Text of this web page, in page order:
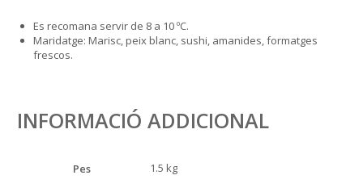
Es recomana servir de 8 a 10 ºC.
Maridatge: Marisc, peix blanc, sushi, amanides, formatges
frescos.
INFORMACIÓ ADDICIONAL
Pes 1.5 kg